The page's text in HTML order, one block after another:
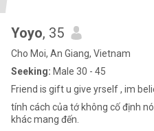
Yoyo, 35
Cho Moi, An Giang, Vietnam
Seeking: Male 30 - 45
Friend is gift u give yrself , im
tính cách của tớ không cố định
khác mang đến.